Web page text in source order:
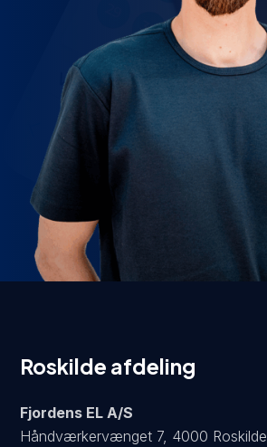
Roskilde afdeling
Fjordens EL A/S
Håndværkervænget 7, 4000 Roskilde